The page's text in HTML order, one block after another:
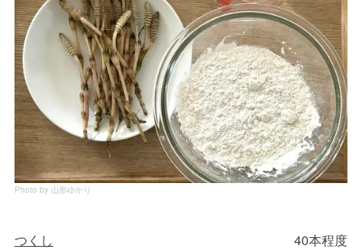
Photo by 山形ゆかり
つくし
40本程度